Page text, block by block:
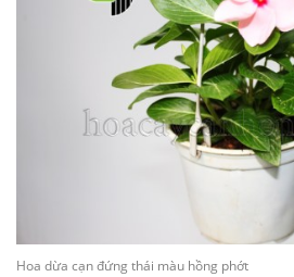
Hoa dừa cạn đứng thái màu hồng phớt